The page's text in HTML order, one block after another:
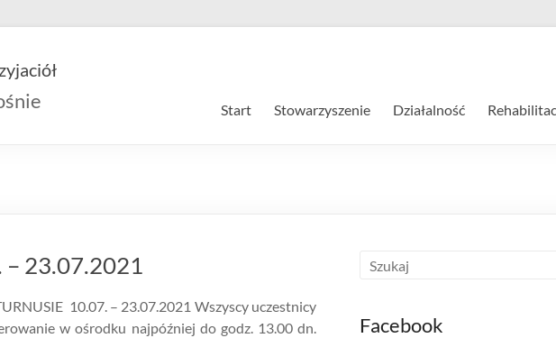
Start Stowarzyszenie Działalność
– 23.07.2021
10.07. – 23.07.2021 Wszyscy uczestnicy
w ośrodku najpóźniej do godz. 13.00 dn.
Facebook